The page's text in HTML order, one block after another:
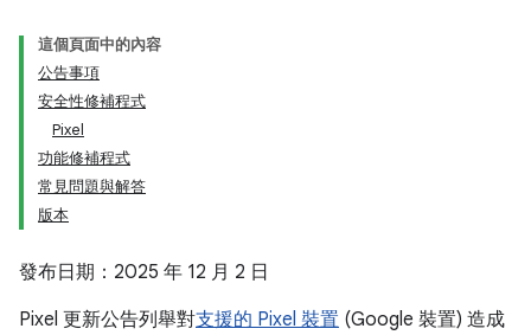
這個頁面中的內容
公告事項
安全性修補程式
Pixel
功能修補程式
常見問題與解答
版本
發布日期：2025 年 12 月 2 日
Pixel 更新公告列舉對支援的 Pixel 裝置 (Google 裝置) 造成